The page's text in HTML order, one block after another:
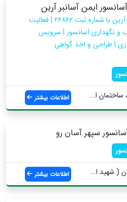
ایمن آسانبر آرین
شرکت آسانبر آرین با شماره ثبت ۲۶۸۶۲ | فعالیت
و نگهداری آسانسور | سرویس
| طراحی و اخذ گواهی
ساختمان ا... اطلاعات بیشتر
سپهر آسان رو
( شهید ا... اطلاعات بیشتر